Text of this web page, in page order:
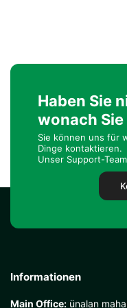
Haben Sie
wonach
Sie können uns für
Dinge kontaktieren.
Unser Support-
Informationen
Main Office: ünalan